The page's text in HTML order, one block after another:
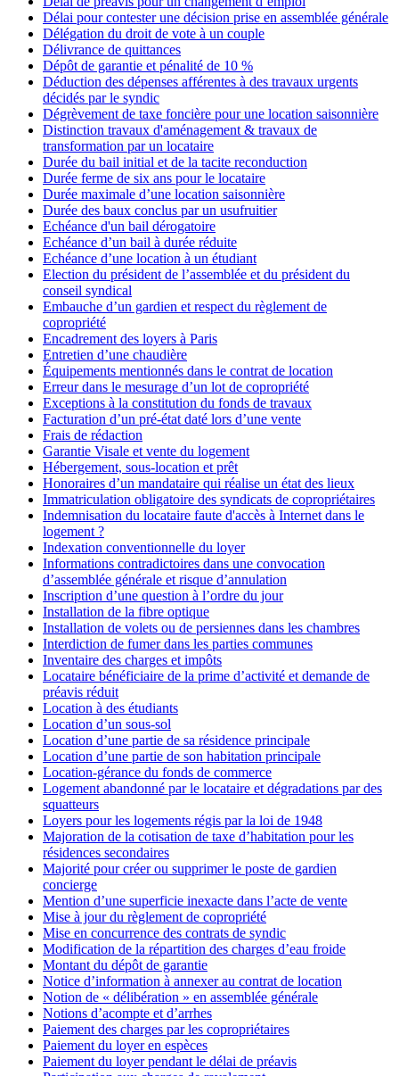
Délai pour contester une décision prise en assemblée générale
Délégation du droit de vote à un couple
Délivrance de quittances
Dépôt de garantie et pénalité de 10 %
Déduction des dépenses afférentes à des travaux urgents
décidés par le syndic
Dégrèvement de taxe foncière pour une location saisonnière
Distinction travaux d'aménagement & travaux de
transformation par un locataire
Durée du bail initial et de la tacite reconduction
Durée ferme de six ans pour le locataire
Durée maximale d’une location saisonnière
Durée des baux conclus par un usufruitier
Echéance d'un bail dérogatoire
Echéance d’un bail à durée réduite
Echéance d’une location à un étudiant
Election du président de l’assemblée et du président du
conseil syndical
Embauche d’un gardien et respect du règlement de
copropriété
Encadrement des loyers à Paris
Entretien d’une chaudière
Équipements mentionnés dans le contrat de location
Erreur dans le mesurage d’un lot de copropriété
Exceptions à la constitution du fonds de travaux
Facturation d’un pré-état daté lors d’une vente
Frais de rédaction
Garantie Visale et vente du logement
Hébergement, sous-location et prêt
Honoraires d’un mandataire qui réalise un état des lieux
Immatriculation obligatoire des syndicats de copropriétaires
Indemnisation du locataire faute d'accès à Internet dans le
logement ?
Indexation conventionnelle du loyer
Informations contradictoires dans une convocation
d’assemblée générale et risque d’annulation
Inscription d’une question à l’ordre du jour
Installation de la fibre optique
Installation de volets ou de persiennes dans les chambres
Interdiction de fumer dans les parties communes
Inventaire des charges et impôts
Locataire bénéficiaire de la prime d’activité et demande de
préavis réduit
Location à des étudiants
Location d’un sous-sol
Location d’une partie de sa résidence principale
Location d’une partie de son habitation principale
Location-gérance du fonds de commerce
Logement abandonné par le locataire et dégradations par des
squatteurs
Loyers pour les logements régis par la loi de 1948
Majoration de la cotisation de taxe d’habitation pour les
résidences secondaires
Majorité pour créer ou supprimer le poste de gardien
concierge
Mention d’une superficie inexacte dans l’acte de vente
Mise à jour du règlement de copropriété
Mise en concurrence des contrats de syndic
Modification de la répartition des charges d’eau froide
Montant du dépôt de garantie
Notice d’information à annexer au contrat de location
Notion de « délibération » en assemblée générale
Notions d’acompte et d’arrhes
Paiement des charges par les copropriétaires
Paiement du loyer en espèces
Paiement du loyer pendant le délai de préavis